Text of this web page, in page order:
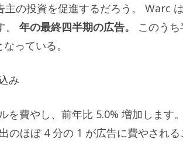
の投資を促進するだろう。 Warc
年の最終四半期の広告。
このうち
っている。
み
を費やし、前年比 5.0% 増加します
のほぼ 4 分の 1 が広告に費やされる